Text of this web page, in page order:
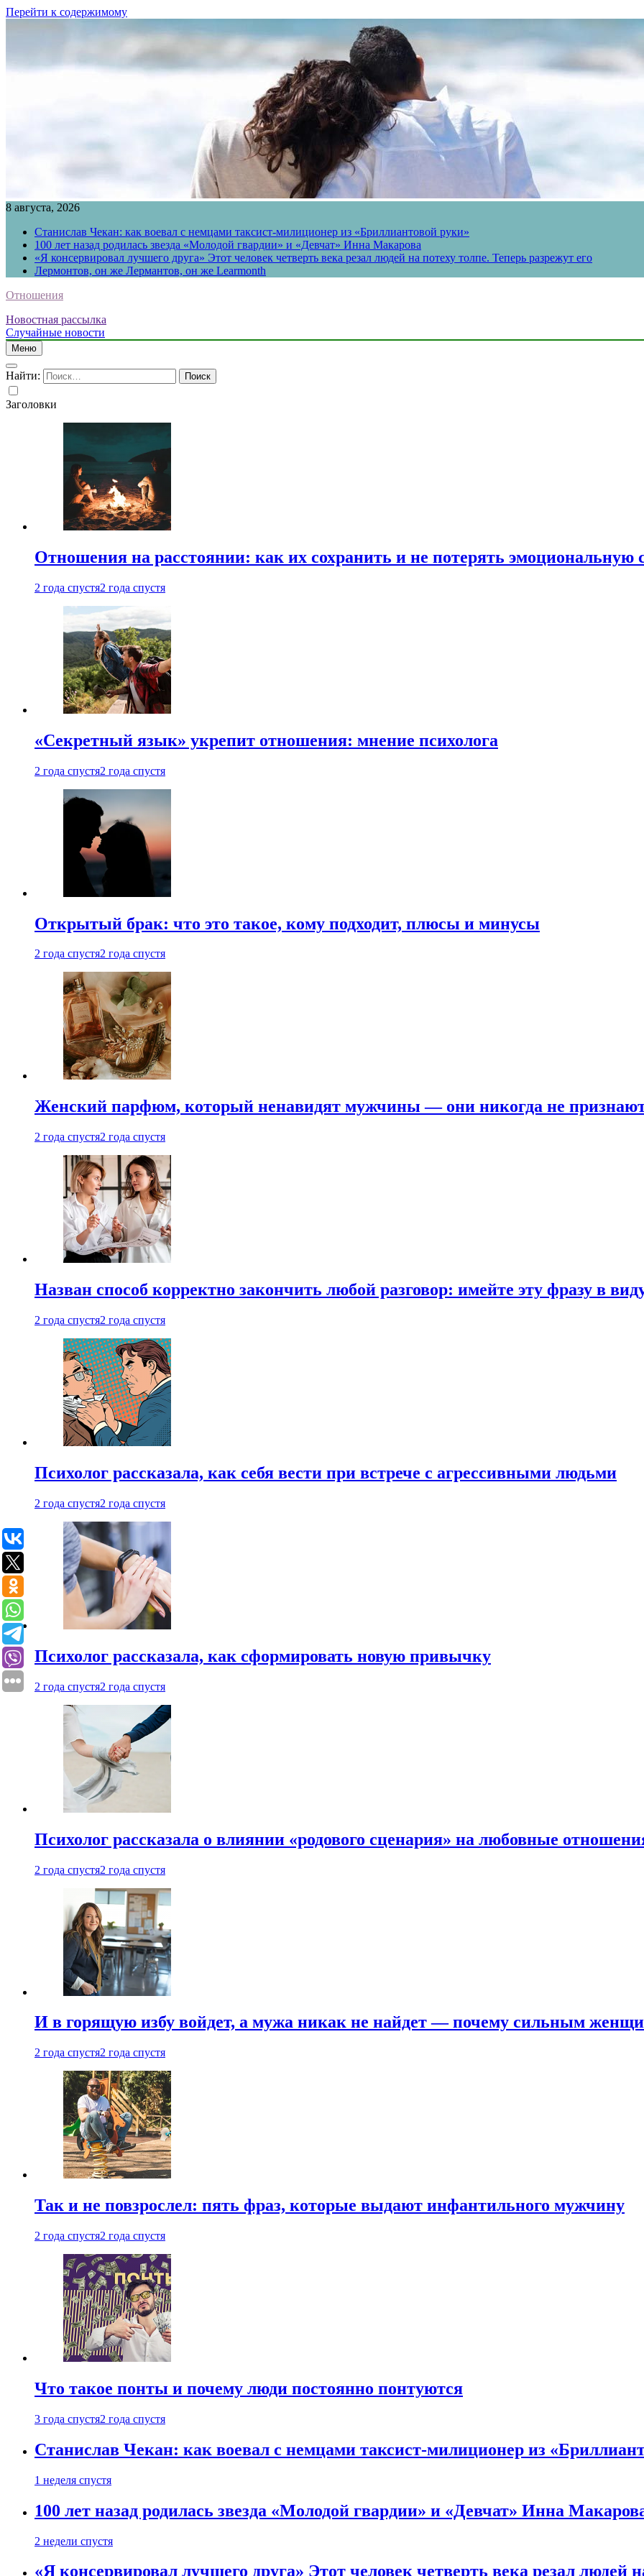
Перейти к содержимому
8 августа, 2026
Станислав Чекан: как воевал с немцами таксист-милиционер из «Бриллиантовой руки»
100 лет назад родилась звезда «Молодой гвардии» и «Девчат» Инна Макарова
«Я консервировал лучшего друга» Этот человек четверть века резал людей на потеху толпе. Теперь разрежут его
Лермонтов, он же Лермантов, он же Learmonth
Отношения
Новостная рассылка
Случайные новости
Меню
Найти:
Заголовки
Отношения на расстоянии: как их сохранить и не потерять
2 года спустя2 года спустя
«Секретный язык» укрепит отношения: мнение психолога
2 года спустя2 года спустя
Открытый брак: что это такое, кому подходит, плюсы и минусы
2 года спустя2 года спустя
Женский парфюм, который ненавидят мужчины — они никогда не
2 года спустя2 года спустя
Назван способ корректно закончить любой разговор: имейте эту фразу в
2 года спустя2 года спустя
Психолог рассказала, как себя вести при встрече с агрессивными людьми
2 года спустя2 года спустя
Психолог рассказала, как сформировать новую привычку
2 года спустя2 года спустя
Психолог рассказала о влиянии «родового сценария» на любовные
2 года спустя2 года спустя
И в горящую избу войдет, а мужа никак не найдет — почему сильным
2 года спустя2 года спустя
Так и не повзрослел: пять фраз, которые выдают инфантильного мужчину
2 года спустя2 года спустя
Что такое понты и почему люди постоянно понтуются
3 года спустя2 года спустя
Станислав Чекан: как воевал с немцами таксист-милиционер из
1 неделя спустя
100 лет назад родилась звезда «Молодой гвардии» и «Девчат» Инна
2 недели спустя
«Я консервировал лучшего друга» Этот человек четверть века резал людей